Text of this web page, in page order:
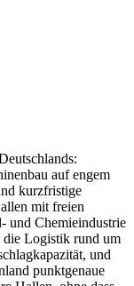
auf engem
kurzfristige
mit freien
und Chemieindustrie
die Logistik rund um
und
punktgenaue